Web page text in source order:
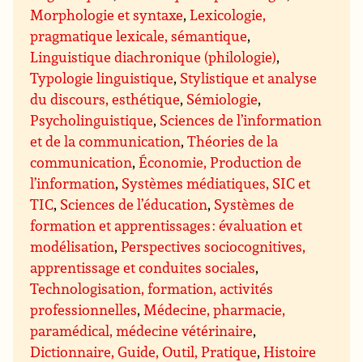
Morphologie et syntaxe,Lexicologie,
pragmatique lexicale, sémantique,
Linguistique diachronique (philologie),
Typologie linguistique, Stylistique et analyse
du discours, esthétique, Sémiologie,
Psycholinguistique, Sciences de l’information
et de la communication,Théories de la
communication,Économie, Production de
l’information, Systèmes médiatiques, SIC et
TIC, Sciences de l’éducation, Systèmes de
formation et apprentissages : évaluation et
modélisation,Perspectives sociocognitives,
apprentissage et conduites sociales,
Technologisation, formation, activités
professionnelles, Médecine, pharmacie,
paramédical, médecine vétérinaire,
Dictionnaire, Guide, Outil, Pratique,Histoire